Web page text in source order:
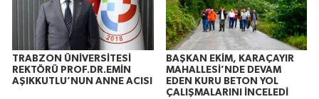
TRABZON ÜNİVERSİTESİ
REKTÖRÜ PROF.DR.EMİN
AŞIKKUTLU’NUN ANNE ACISI
BAŞKAN EKİM, KARAÇAYIR
MAHALLESİ’NDE DEVAM
EDEN KURU BETON YOL
ÇALIŞMALARINI İNCELEDİ